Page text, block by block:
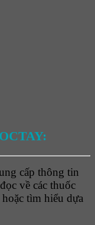
cấp thông tin
về các thuốc
tìm hiểu dựa